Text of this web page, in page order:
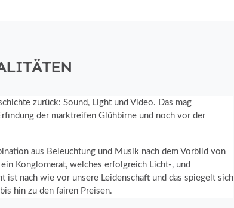
zurück: Sound, Light und Video. Das mag
der marktreifen Glühbirne und noch vor der
aus Beleuchtung und Musik nach dem Vorbild von
Konglomerat, welches erfolgreich Licht-, und
ist nach wie vor unsere Leidenschaft und das spiegelt sich
hin zu den fairen Preisen.